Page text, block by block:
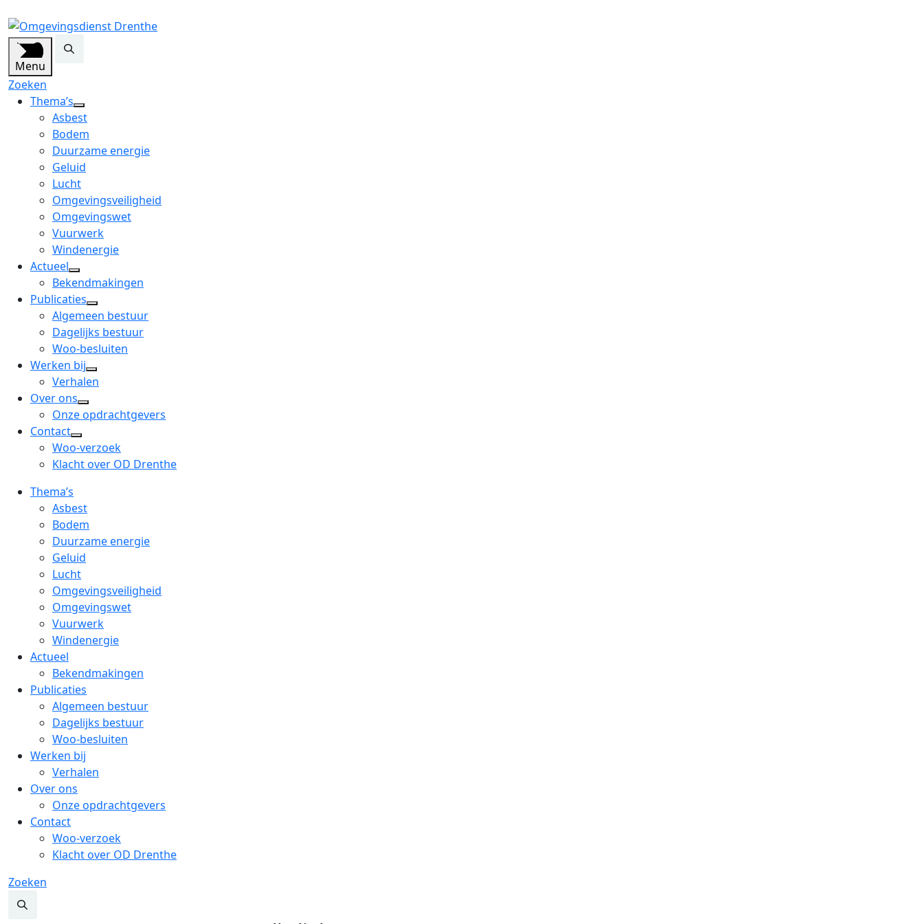
Menu
Zoeken
Thema’s
open
dropdown
menu
Asbest
Bodem
Duurzame energie
Geluid
Lucht
Omgevingsveiligheid
Omgevingswet
Vuurwerk
Windenergie
Actueel
open
dropdown
menu
Bekendmakingen
Publicaties
open
dropdown
menu
Algemeen bestuur
Dagelijks bestuur
Woo-besluiten
Werken bij
open
menu
Verhalen
Over ons
open
dropdown
menu
Onze opdrachtgevers
Contact
open
dropdown
Woo-verzoek
Klacht over OD Drenthe
Thema’s
Asbest
Bodem
Duurzame energie
Geluid
Lucht
Omgevingsveiligheid
Omgevingswet
Vuurwerk
Windenergie
Actueel
Bekendmakingen
Publicaties
Algemeen bestuur
Dagelijks bestuur
Woo-besluiten
Werken bij
Verhalen
Over ons
Onze opdrachtgevers
Contact
Woo-verzoek
Klacht over OD Drenthe
Zoeken